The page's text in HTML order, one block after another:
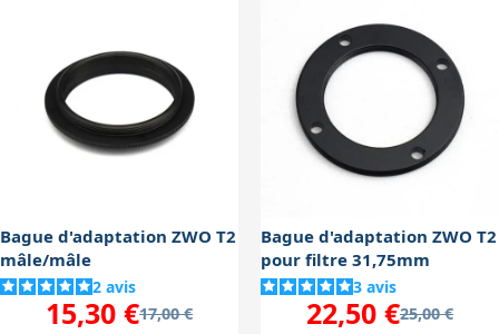
totale (trop ou pas assez d'allonge) peut entraîner un
flou ou des aberrations optiques.
Bague d'adaptation ZWO T2
mâle/mâle
2 avis
17,00 €
15,30 €
Bague d'adaptation ZWO T2
pour filtre 31,75mm
3 avis
25,00 €
22,50 €